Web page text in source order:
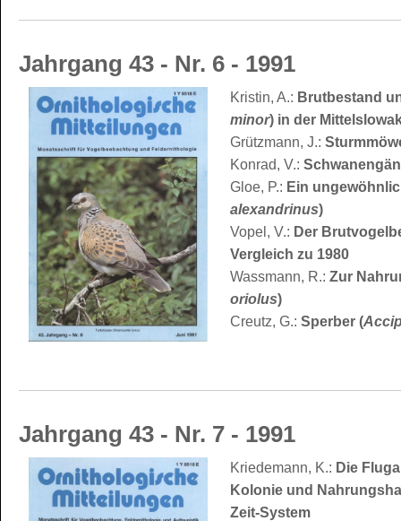
Jahrgang 43 - Nr. 6 - 1991
Kristin, A.: Brutbestand
minor) in der
Grützmann, J.:
Konrad, V.:
Gloe, P.: Ein
alexandrinus)
Vopel, V.: Der
Vergleich zu 1980
Wassmann, R.: Zur
oriolus)
Creutz, G.: Sperber (
Jahrgang 43 - Nr. 7 - 1991
Kriedemann, K.: Die
Kolonie und
Zeit-System